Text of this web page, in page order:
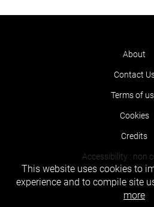
About
Contact
Terms of
Cookies
Credits
Accessibility : non
This website uses cookies to
experience and to compile site
more